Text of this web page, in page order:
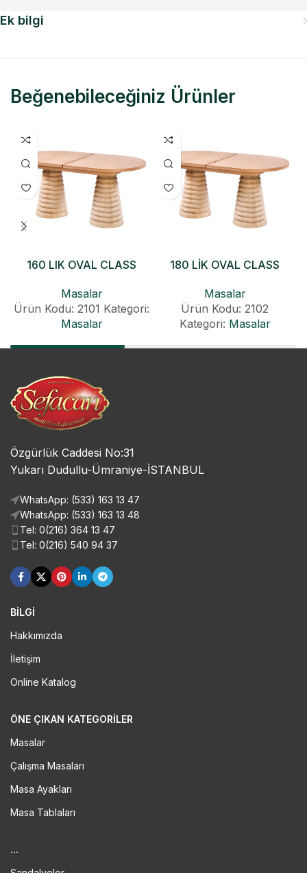
Ek bilgi
Beğenebileceğiniz Ürünler
160 LIK OVAL CLASS
Masalar
Ürün Kodu: 2101 Kategori:
Masalar
180 LİK OVAL CLASS
Masalar
Ürün Kodu: 2102
Kategori: Masalar
Özgürlük Caddesi No:31
Yukarı Dudullu-Ümraniye-İSTANBUL
WhatsApp: (533) 163 13 47
WhatsApp: (533) 163 13 48
Tel: 0(216) 364 13 47
Tel: 0(216) 540 94 37
BİLGİ
Hakkımızda
İletişim
Online Katalog
ÖNE ÇIKAN KATEGORILER
Masalar
Çalışma Masaları
Masa Ayakları
Masa Tablaları
...